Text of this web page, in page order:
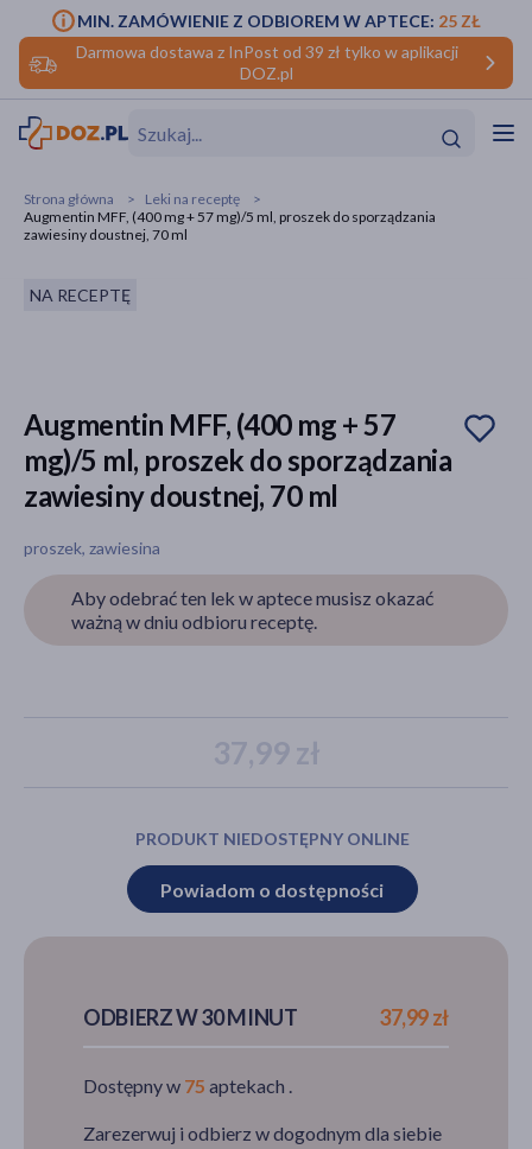
Darmowa dostawa z InPost od 39 zł tylko w aplikacji
DOZ.pl
MIN. ZAMÓWIENIE Z ODBIOREM W APTECE: 25 ZŁ
Hit
makijażu
Strona główna
Leki na receptę
Augmentin MFF, (400 mg + 57 mg)/5 ml, proszek do sporządzania
zawiesiny doustnej, 70 ml
NA RECEPTĘ
Augmentin MFF, (400 mg + 57
mg)/5 ml, proszek do sporządzania
zawiesiny doustnej, 70 ml
proszek, zawiesina
Aby odebrać ten lek w aptece musisz okazać
ważną w dniu odbioru receptę.
37,99 zł
PRODUKT NIEDOSTĘPNY ONLINE
Powiadom o dostępności
ODBIERZ W 30 MINUT 37,99 zł
Dostępny w 75 aptekach .
Zarezerwuj i odbierz w dogodnym dla siebie